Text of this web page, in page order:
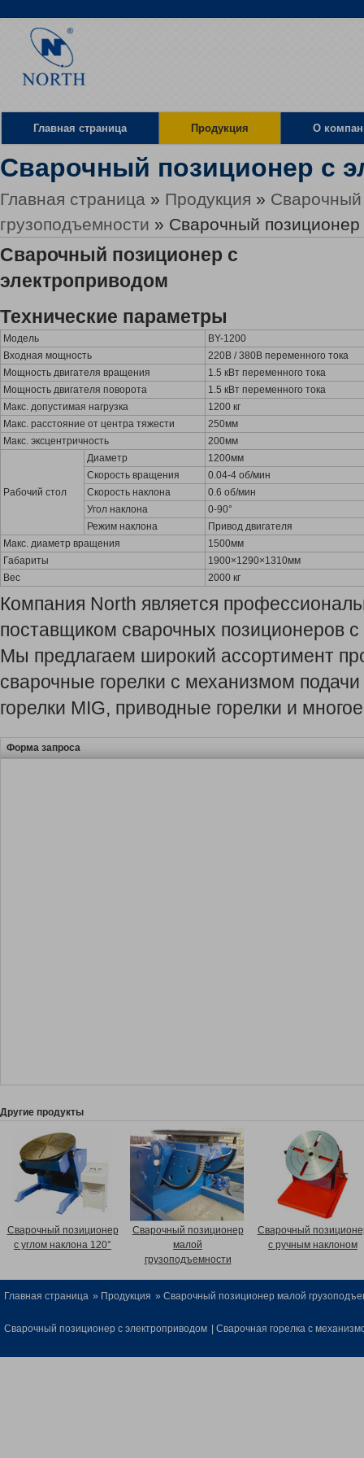
Главная страница Продукция О
Местоположение
Сварочный позиционер с
Главная страница » Продукция »
грузоподъемности » Сварочный позиционер
Сварочный позиционер с
электроприводом
Технические параметры
Модель
BY-1200
Входная мощность
220В / 380В переменного тока
Мощность двигателя вращения
1.5 кВт переменного тока
Мощность двигателя поворота
1.5 кВт переменного тока
Макс. допустимая нагрузка
1200 кг
Макс. расстояние от центра тяжести
250мм
Макс. эксцентричность
200мм
Рабочий стол
Диаметр
1200мм
Скорость вращения
0.04-4 об/мин
Скорость наклона
0.6 об/мин
Угол наклона
0-90°
Режим наклона
Привод двигателя
Макс. диаметр вращения
1500мм
Габариты
1900×1290×1310мм
Вес
2000 кг
Компания North является
поставщиком сварочных позиционеров
Мы предлагаем широкий ассортимент
сварочные горелки с механизмом
горелки MIG, приводные горелки и
Форма запроса
Другие продукты
Сварочный позиционер
с углом наклона 120°
Сварочный позиционер
малой
грузоподъемности
Сварочный
с ручным наклоном
Главная страница » Продукция » Сварочный позиционер малой
Сварочный позиционер с электроприводом Сварочная горелка с